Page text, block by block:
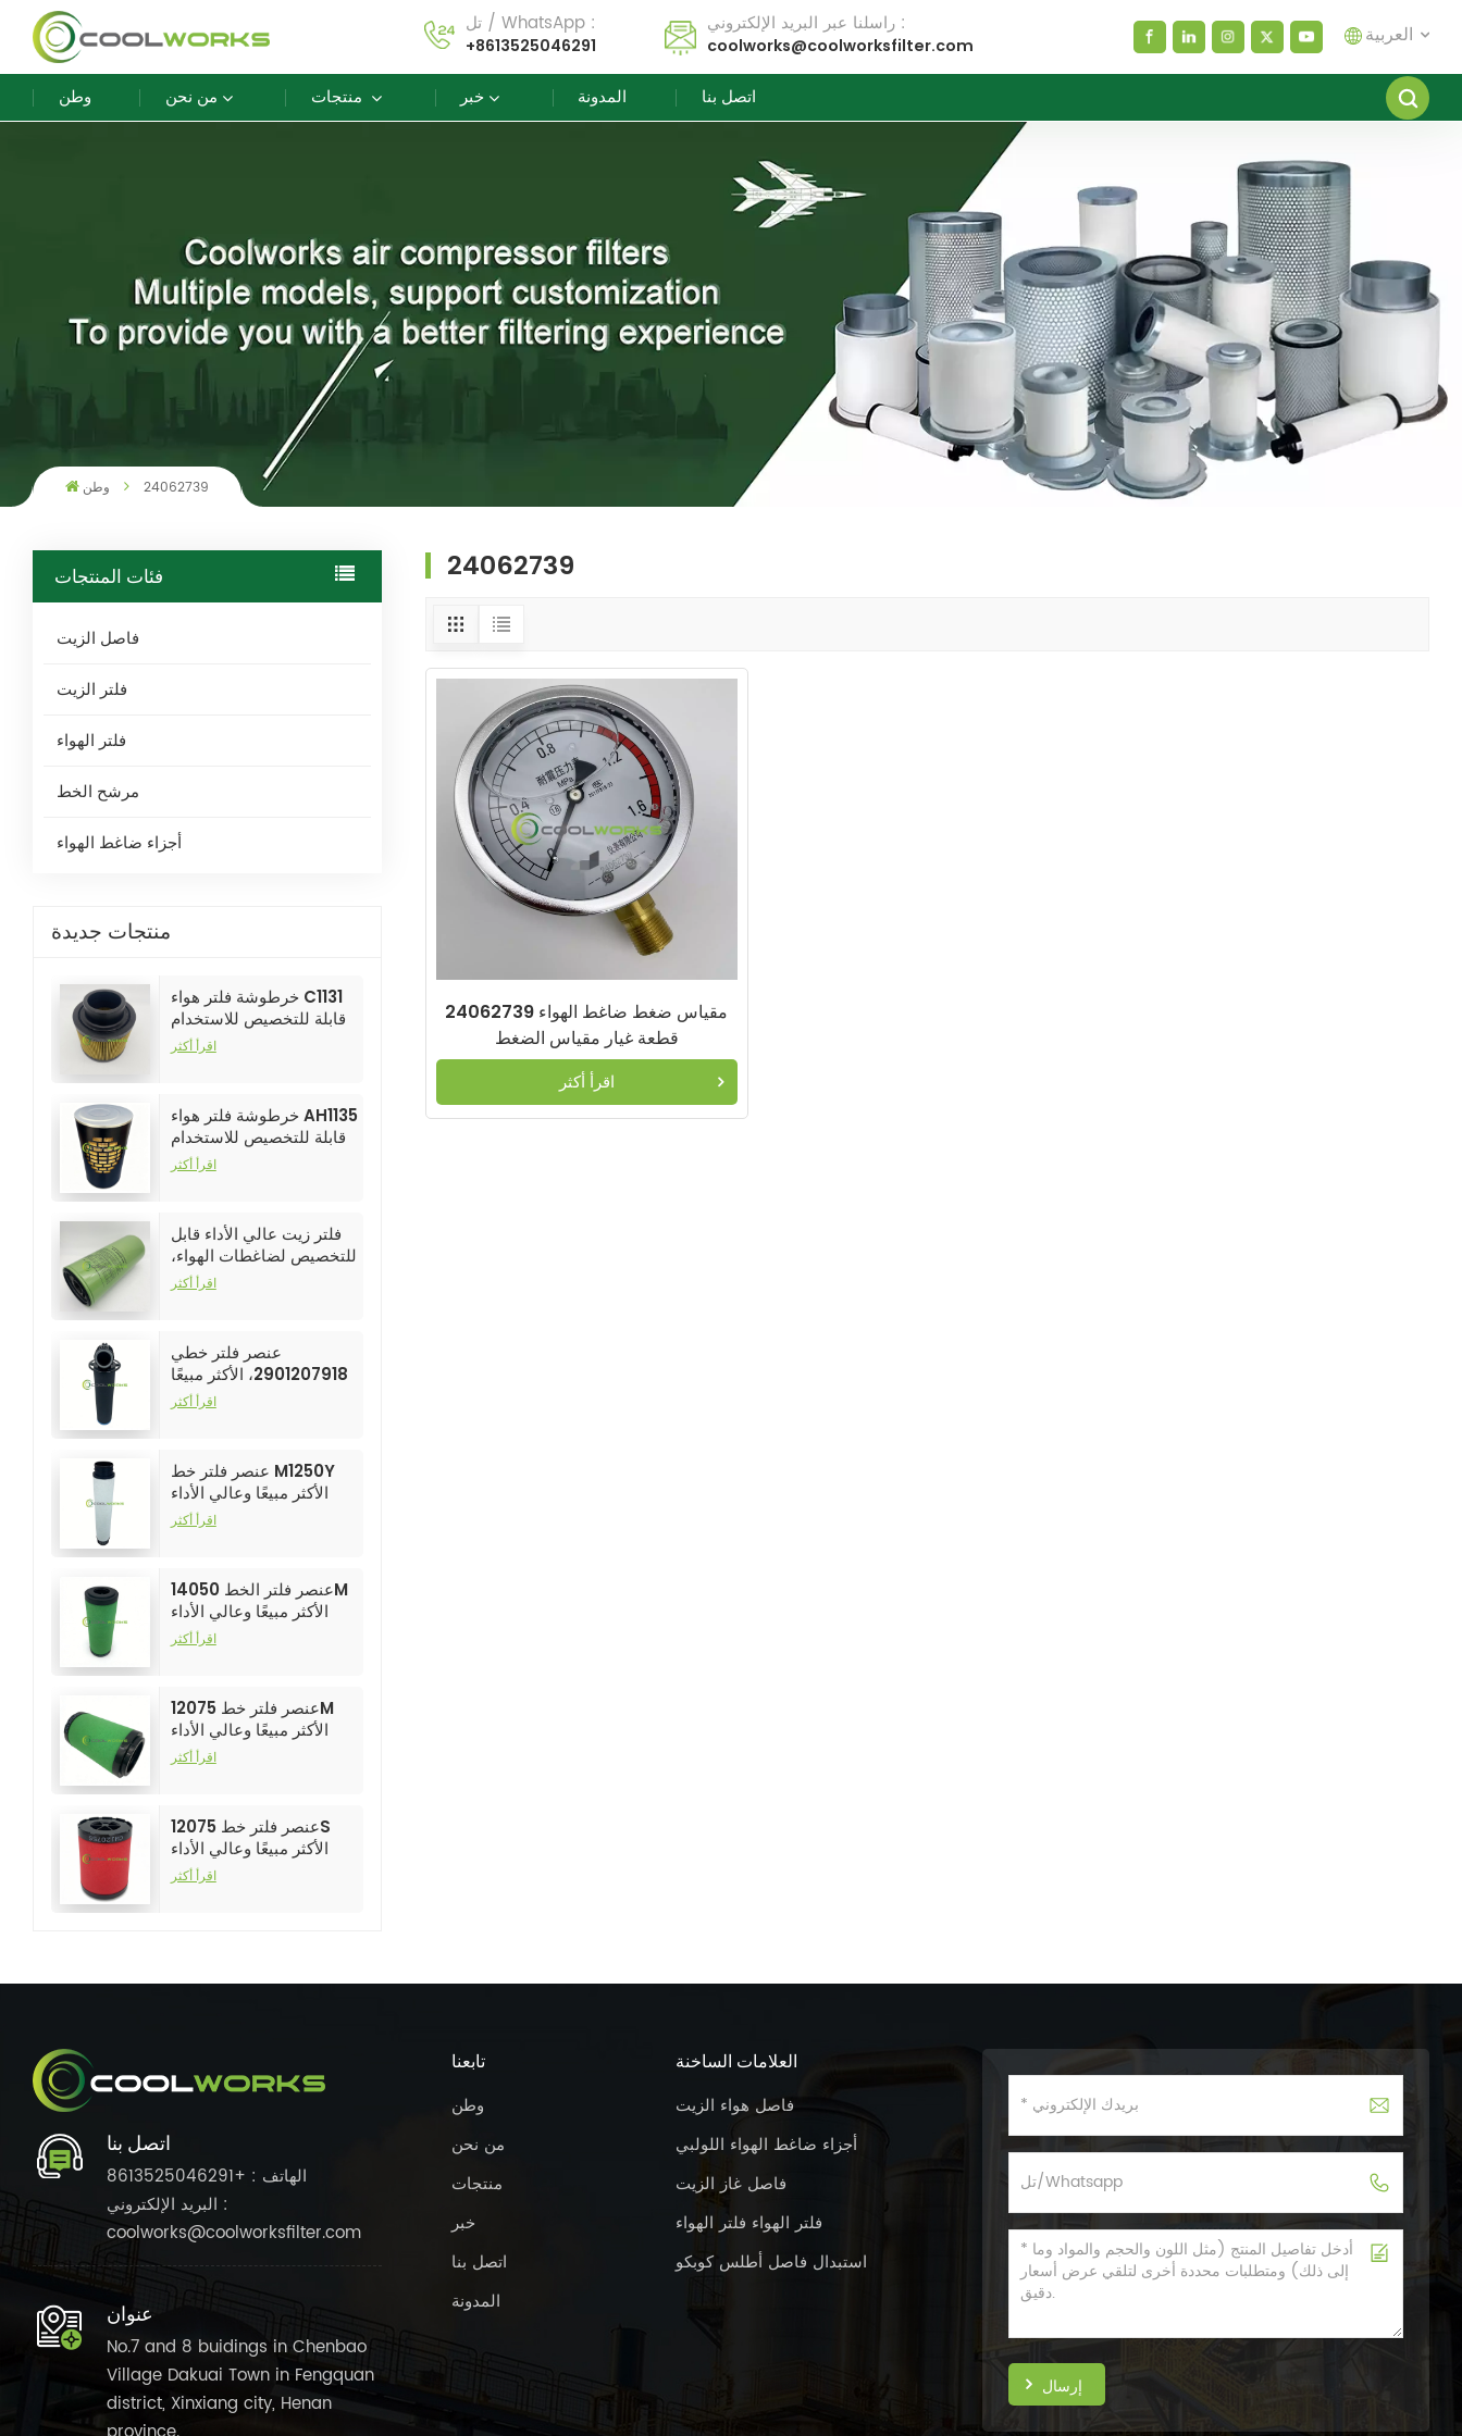
تل / WhatsApp :
+8613525046291
راسلنا عبر البريد الإلكتروني :
coolworks@coolworksfilter.com العربية
español
العربية
русский
Melayu
وطن من نحن خبر المدونة اتصل بنا
وطن 24062739
فئات المنتجات
فاصل الزيت
فلتر الزيت
فلتر الهواء
مرشح الخط
أجزاء ضاغط الهواء
منتجات جديدة
خرطوشة فلتر هواء C1131
قابلة للتخصيص للاستخدام
الصناعي في فلاتر ضواغط
اقرأ أكثر
خرطوشة فلتر هواء AH1135
قابلة للتخصيص للاستخدام
الصناعي في فلاتر ضواغط
اقرأ أكثر
فلتر زيت عالي الأداء قابل
للتخصيص لضاغطات الهواء،
اقرأ أكثر
عنصر فلتر خطي
2901207918، الأكثر مبيعًا
وعالي الأداء لفلاتر ضواغط
اقرأ أكثر
عنصر فلتر خط M1250Y
الأكثر مبيعًا وعالي الأداء
لفلاتر ضواغط الهواء
اقرأ أكثر
عنصر فلتر الخط 14050M
الأكثر مبيعًا وعالي الأداء
لفلاتر ضواغط الهواء
اقرأ أكثر
عنصر فلتر خط 12075M
الأكثر مبيعًا وعالي الأداء
لفلاتر ضواغط الهواء
اقرأ أكثر
عنصر فلتر خط 12075S
الأكثر مبيعًا وعالي الأداء
لفلاتر ضواغط الهواء
اقرأ أكثر
24062739
24062739 مقياس ضغط ضاغط الهواء
قطعة غيار مقياس الضغط
اقرأ أكثر
اتصل بنا
الهاتف : +8613525046291
البريد الإلكتروني :
coolworks@coolworksfilter.com
عنوان
No.7 and 8 buidings in Chenbao
Village Dakuai Town in Fengquan
district, Xinxiang city, Henan
تابعنا
وطن
من نحن
منتجات
خبر
اتصل بنا
المدونة
العلامات الساخنة
فاصل هواء الزيت
أجزاء ضاغط الهواء اللولبي
فاصل غاز الزيت
فلتر الهواء فلتر الهواء
استبدال فاصل أطلس كوبكو
إرسال